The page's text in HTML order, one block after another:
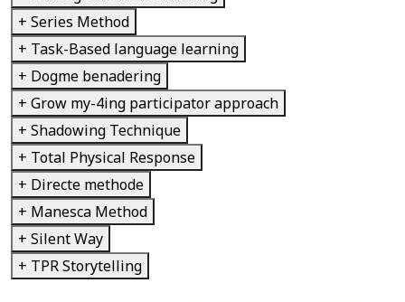
+ Series Method
+ Task-Based language learning
+ Dogme benadering
+ Grow my-4ing participator approach
+ Shadowing Technique
+ Total Physical Response
+ Directe methode
+ Manesca Method
+ Silent Way
+ TPR Storytelling